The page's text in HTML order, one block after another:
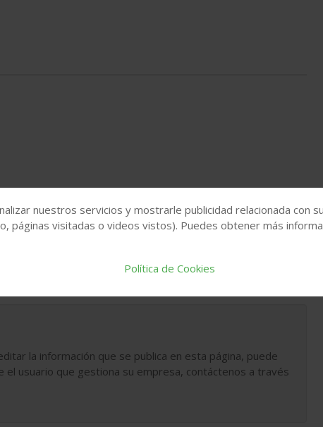
la información que se publica en esta página, puede
el usuario que gestiona su empresa, contáctenos a través
nuestros servicios y mostrarle publicidad relacionada con
páginas visitadas o videos vistos). Puedes obtener más
Política de Cookies